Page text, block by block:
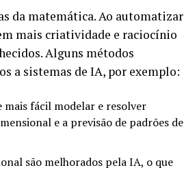
da matemática. Ao automatizar
mais criatividade e raciocínio
Alguns métodos
a sistemas de IA, por exemplo:
fácil modelar e resolver
e a previsão de padrões de
são melhorados pela IA, o que